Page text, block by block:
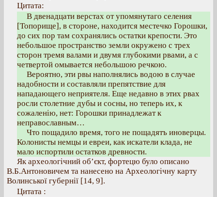
Цитата:
В двенадцати верстах от упомянутаго селения
[Топорище], в стороне, находится местечко Горошки,
до сих пор там сохранялись остатки крепости. Это
небольшое пространство земли окружено с трех
сторон тремя валами и двумя глубокими рвами, а с
четвертой омывается небольшою речкою.
Вероятно, эти рвы наполнялись водою в случае
надобности и составляли препятствие для
нападающего неприятеля. Еще недавно в этих рвах
росли столетние дубы и сосны, но теперь их, к
сожаленію, нет: Горошки принадлежат к
неправославным…
Что пощадило время, того не пощадятъ иноверцы.
Колонисты немцы и евреи, как искатели клада, не
мало испортили остатков древности.
Як археологічний об’єкт, фортецю було описано
В.Б.Антоновичем та нанесено на Археологічну карту
Волинської губернії [14, 9].
Цитата :